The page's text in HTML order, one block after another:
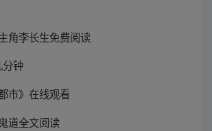
角李长生免费阅读
钟
市》在线观看
道全文阅读